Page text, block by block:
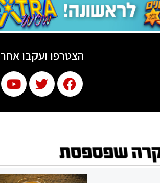
הצטרפו ועקבו אחר